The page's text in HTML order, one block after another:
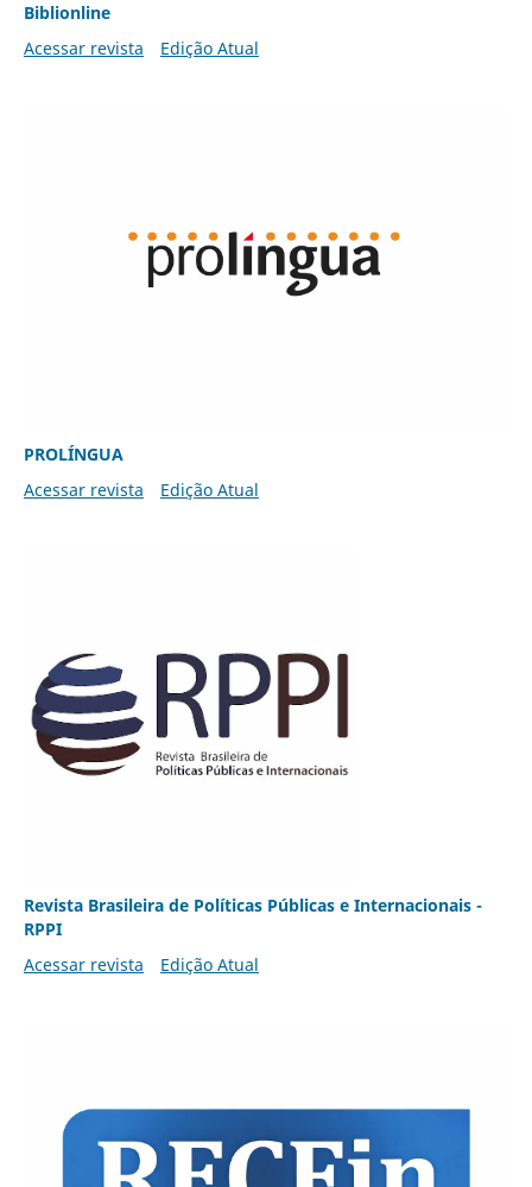
Biblionline
Acessar revista
Edição Atual
PROLÍNGUA
Acessar revista
Edição Atual
Revista Brasileira de Políticas Públicas e Internacionais -
RPPI
Acessar revista
Edição Atual